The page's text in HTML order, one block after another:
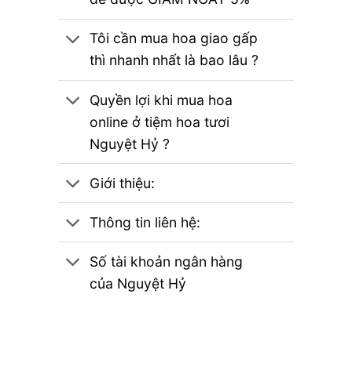
Tôi cần mua hoa giao gấp
thì nhanh nhất là bao lâu ?
Quyền lợi khi mua hoa
online ở tiệm hoa tươi
Nguyệt Hỷ ?
Giới thiệu:
Thông tin liên hệ:
Số tài khoản ngân hàng
của Nguyệt Hỷ